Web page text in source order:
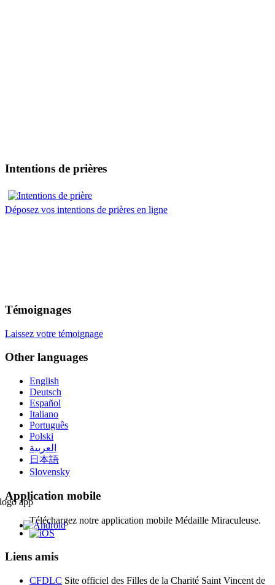
Intentions de prières
Déposez vos intentions de prières en ligne
Témoignages
Laissez votre témoignage
Other languages
English
Deutsch
Español
Italiano
Português
Polski
العربية
日本語
Slovensky
Application mobile
Téléchargez notre application mobile Médaille Miraculeuse.
Liens amis
CFDLC Site officiel des Filles de la Charité Saint Vincent de